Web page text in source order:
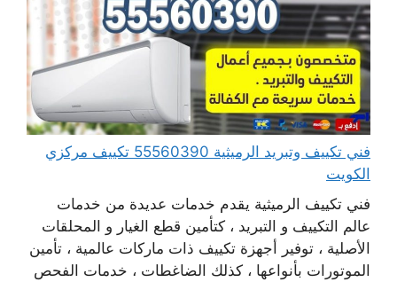
فني تكييف وتبريد الرميثية 55560390 تكييف مركزي
الكويت
فني تكييف الرميثية يقدم خدمات عديدة من خدمات
عالم التكييف و التبريد ، كتأمين قطع الغيار و المحلقات
الأصلية ، توفير أجهزة تكييف ذات ماركات عالمية ، تأمين
الموتورات بأنواعها ، كذلك الضاغطات ، خدمات الفحص